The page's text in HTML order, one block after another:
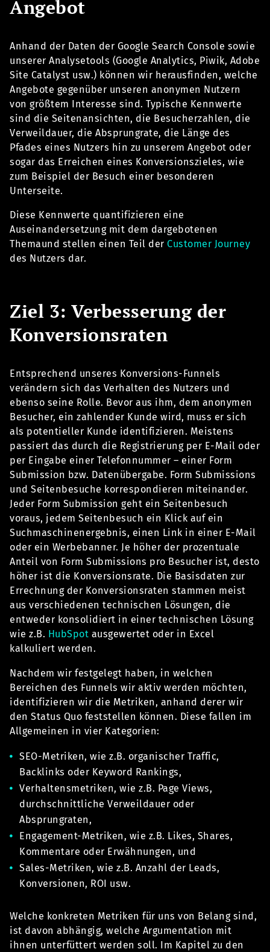
Angebot
Anhand der Daten der Google Search Console sowie
unserer Analysetools (Google Analytics, Piwik, Adobe
Site Catalyst usw.) können wir herausfinden, welche
Angebote gegenüber unseren anonymen Nutzern
von größtem Interesse sind. Typische Kennwerte
sind die Seitenansichten, die Besucherzahlen, die
Verweildauer, die Absprungrate, die Länge des
Pfades eines Nutzers hin zu unserem Angebot oder
sogar das Erreichen eines Konversionszieles, wie
zum Beispiel der Besuch einer besonderen
Unterseite.
Diese Kennwerte quantifizieren eine
Auseinandersetzung mit dem dargebotenen
Themaund stellen einen Teil der Customer Journey
des Nutzers dar.
Ziel 3: Verbesserung der
Konversionsraten
Entsprechend unseres Konversions-Funnels
verändern sich das Verhalten des Nutzers und
ebenso seine Rolle. Bevor aus ihm, dem anonymen
Besucher, ein zahlender Kunde wird, muss er sich
als potentieller Kunde identifizieren. Meistens
passiert das durch die Registrierung per E-Mail oder
per Eingabe einer Telefonnummer – einer Form
Submission bzw. Datenübergabe. Form Submissions
und Seitenbesuche korrespondieren miteinander.
Jeder Form Submission geht ein Seitenbesuch
voraus, jedem Seitenbesuch ein Klick auf ein
Suchmaschinenergebnis, einen Link in einer E-Mail
oder ein Werbebanner. Je höher der prozentuale
Anteil von Form Submissions pro Besucher ist, desto
höher ist die Konversionsrate. Die Basisdaten zur
Errechnung der Konversionsraten stammen meist
aus verschiedenen technischen Lösungen, die
entweder konsolidiert in einer technischen Lösung
wie z.B. HubSpot ausgewertet oder in Excel
kalkuliert werden.
Nachdem wir festgelegt haben, in welchen
Bereichen des Funnels wir aktiv werden möchten,
identifizieren wir die Metriken, anhand derer wir
den Status Quo feststellen können. Diese fallen im
Allgemeinen in vier Kategorien:
SEO-Metriken, wie z.B. organischer Traffic,
Backlinks oder Keyword Rankings,
Verhaltensmetriken, wie z.B. Page Views,
durchschnittliche Verweildauer oder
Absprungraten,
Engagement-Metriken, wie z.B. Likes, Shares,
Kommentare oder Erwähnungen, und
Sales-Metriken, wie z.B. Anzahl der Leads,
Konversionen, ROI usw.
Welche konkreten Metriken für uns von Belang sind,
ist davon abhängig, welche Argumentation mit
ihnen unterfüttert werden soll. Im Kapitel zu den